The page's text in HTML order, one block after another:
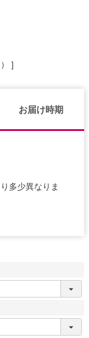
お届け時期
多少異なりま